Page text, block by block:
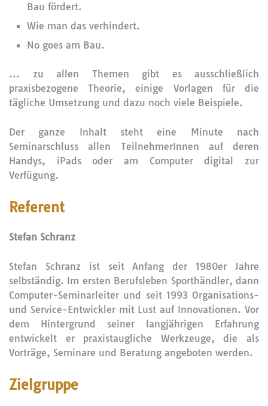
Bau fördert.
Wie man das verhindert.
No goes am Bau.
... zu allen Themen gibt es ausschließlich
praxisbezogene Theorie, einige Vorlagen für die
tägliche Umsetzung und dazu noch viele Beispiele.
Der ganze Inhalt steht eine Minute nach
Seminarschluss allen TeilnehmerInnen auf deren
Handys, iPads oder am Computer digital zur
Verfügung.
Referent
Stefan Schranz
Stefan Schranz ist seit Anfang der 1980er Jahre
selbständig. Im ersten Berufsleben Sporthändler, dann
Computer-Seminarleiter und seit 1993 Organisations-
und Service-Entwickler mit Lust auf Innovationen. Vor
dem Hintergrund seiner langjährigen Erfahrung
entwickelt er praxistaugliche Werkzeuge, die als
Vorträge, Seminare und Beratung angeboten werden.
Zielgruppe